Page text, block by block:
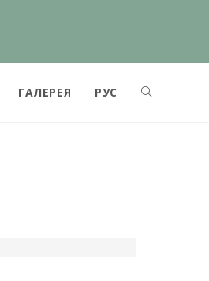
ГАЛЕРЕЯ РУС